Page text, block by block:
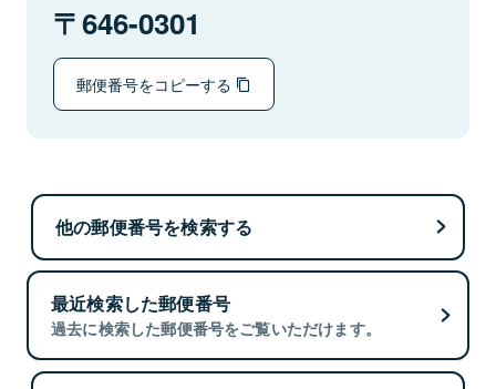
646-0301
郵便番号をコピーする
他の郵便番号を検索する
最近検索した郵便番号
過去に検索した郵便番号をご覧いただけます。